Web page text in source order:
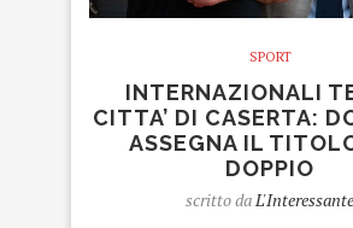
SPORT
INTERNAZIONALI
CITTA’ DI CASERTA:
ASSEGNA IL
DOPPIO
scritto daL'Interessante